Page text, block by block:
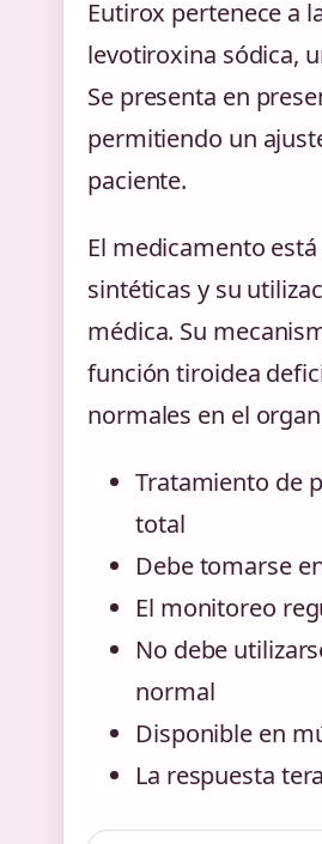
Eutirox pertenece a
levotiroxina sódica,
Se presenta en
permitiendo un
paciente.
El medicamento
sintéticas y su
médica. Su
función tiroidea
normales en el
Tratamiento de
total
Debe tomarse
El monitoreo
No debe
normal
Disponible en
La respuesta